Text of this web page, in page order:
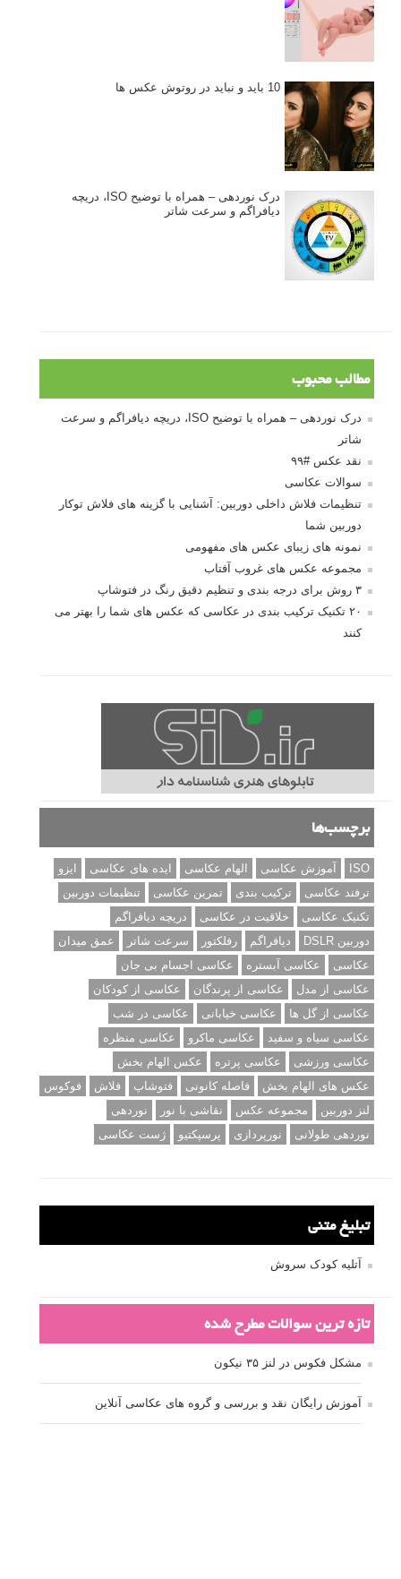
10 باید و نباید در روتوش عکس ها
درک نوردهی – همراه با توضیح ISO، دریچه
دیافراگم و سرعت شاتر
مطالب محبوب
درک نوردهی – همراه با توضیح ISO، دریچه دیافراگم و سرعت
شاتر
نقد عکس #۹۹
سوالات عکاسی
تنظیمات فلاش داخلی دوربین: آشنایی با گزینه های فلاش توکار
دوربین شما
نمونه های زیبای عکس های مفهومی
مجموعه عکس های غروب آفتاب
۳ روش برای درجه بندی و تنظیم دقیق رنگ در فتوشاپ
۲۰ تکنیک ترکیب بندی در عکاسی که عکس های شما را بهتر می
کنند
برچسب‌ها
ISO آموزش عکاسی الهام عکاسی ایده های عکاسی
ایزو
ترفند عکاسی
ترکیب بندی تمرین عکاسی
تنظیمات دوربین
تکنیک عکاسی
خلاقیت در عکاسی
دریچه دیافراگم
دوربین DSLR
دیافراگم رفلکتور سرعت شاتر
عمق میدان
عکاسی
عکاسی آبستره
عکاسی اجسام بی جان
عکاسی از مدل
عکاسی از پرندگان
عکاسی از کودکان
عکاسی از گل ها
عکاسی خیابانی
عکاسی در شب
عکاسی سیاه و سفید
عکاسی ماکرو
عکاسی منظره
عکاسی ورزشی
عکاسی پرتره
عکس الهام بخش
عکس های الهام بخش
فاصله کانونی فتوشاپ فلاش
فوکوس
لنز دوربین
مجموعه عکس نقاشی با نور
نوردهی
نوردهی طولانی
نورپردازی پرسپکتیو ژست عکاسی
تبلیغ متنی
آتلیه کودک سروش
تازه ترین سوالات مطرح شده
مشکل فکوس در لنز ۳۵ نیکون
آموزش رایگان نقد و بررسی و گروه های عکاسی آنلاین